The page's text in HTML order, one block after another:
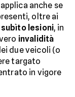
anche se
oltre ai
lesioni, in
invalidità
due veicoli (o
targato
in vigore